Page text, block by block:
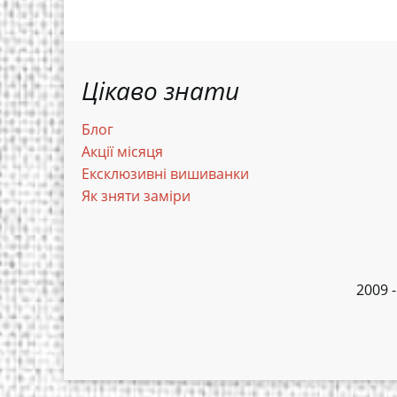
Цікаво знати
Блог
Акції місяця
Ексклюзивні вишиванки
Як зняти заміри
2009